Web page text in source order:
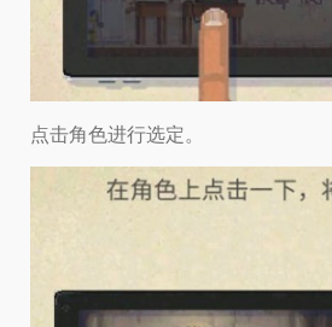
点击角色进行选定。